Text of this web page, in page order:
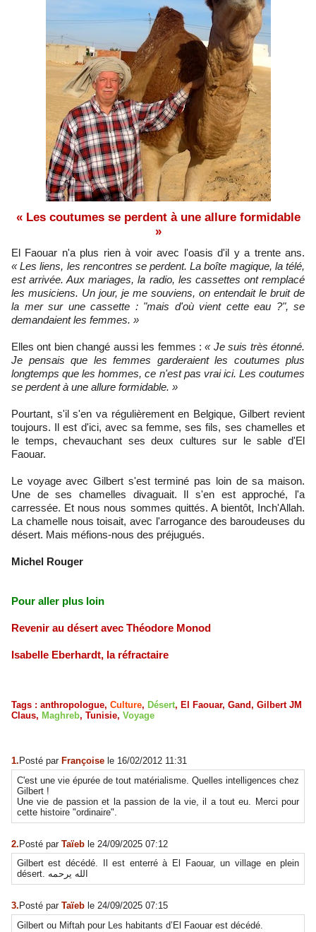
« Les coutumes se perdent à une allure formidable
»
El Faouar n'a plus rien à voir avec l'oasis d'il y a trente ans.
« Les liens, les rencontres se perdent. La boîte magique, la télé,
est arrivée. Aux mariages, la radio, les cassettes ont remplacé
les musiciens. Un jour, je me souviens, on entendait le bruit de
la mer sur une cassette : "mais d'où vient cette eau ?", se
demandaient les femmes. »
Elles ont bien changé aussi les femmes :« Je suis très étonné.
Je pensais que les femmes garderaient les coutumes plus
longtemps que les hommes, ce n'est pas vrai ici. Les coutumes
se perdent à une allure formidable. »
Pourtant, s'il s'en va régulièrement en Belgique, Gilbert revient
toujours. Il est d'ici, avec sa femme, ses fils, ses chamelles et
le temps, chevauchant ses deux cultures sur le sable d'El
Faouar.
Le voyage avec Gilbert s'est terminé pas loin de sa maison.
Une de ses chamelles divaguait. Il s'en est approché, l'a
carressée. Et nous nous sommes quittés. A bientôt, Inch'Allah.
La chamelle nous toisait, avec l'arrogance des baroudeuses du
désert. Mais méfions-nous des préjugués.
Michel Rouger
Pour aller plus loin
Revenir au désert avec Théodore Monod
Isabelle Eberhardt, la réfractaire
Tags : anthropologue, Culture, Désert, El Faouar, Gand, Gilbert JM
Claus, Maghreb, Tunisie, Voyage
1. Posté par Françoise le 16/02/2012 11:31
C'est une vie épurée de tout matérialisme. Quelles intelligences chez
Gilbert !
Une vie de passion et la passion de la vie, il a tout eu. Merci pour
cette histoire "ordinaire".
2.Posté par Taïeb le 24/09/2025 07:12
Gilbert est décédé. Il est enterré à El Faouar, un village en plein
désert. الله يرحمه
3. Posté par Taïeb le 24/09/2025 07:15
Gilbert ou Miftah pour Les habitants d’El Faouar est décédé.